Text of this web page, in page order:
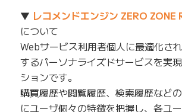
▼ レコメンドエンジン ZERO ZONE
について
Webサービス利用者個人に最適化さ
するパーソナライズドサービスを実
ションです。
購買履歴や閲覧履歴、検索履歴など
にユーザ個々の特徴を把握し、各ユ